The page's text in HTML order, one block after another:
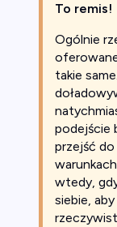
To remis!
Ogólnie
takie
podejście
przejść
wtedy,
siebie,